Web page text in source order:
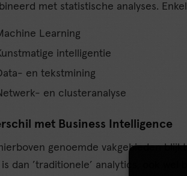
met statistische analyses.
Learning
intelligentie
en tekstmining
en clusteranalyse
met Business Intelligence
genoemde vakgebieden
dan ’traditionele’ analytics, ook wel